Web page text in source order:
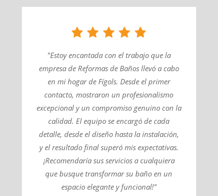
"Estoy encantada con el trabajo que la
empresa de Reformas de Baños llevó a cabo
en mi hogar de Fígols. Desde el primer
contacto, mostraron un profesionalismo
excepcional y un compromiso genuino con la
calidad. El equipo se encargó de cada
detalle, desde el diseño hasta la instalación,
y el resultado final superó mis expectativas.
¡Recomendaría sus servicios a cualquiera
que busque transformar su baño en un
espacio elegante y funcional!"